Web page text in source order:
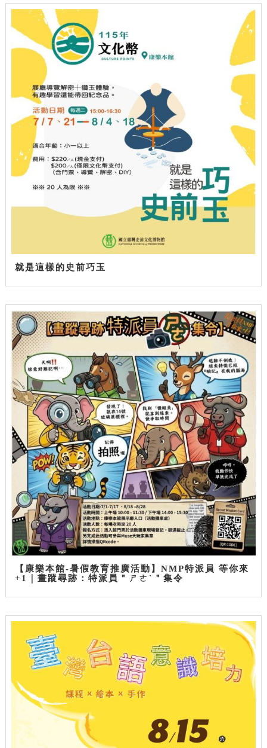
就是這樣的史前巧玉
【康樂本館-暑假教育推廣活動】NMP特派員 等你來
+1｜畫蹤尋跡：特派員＂ㄕㄜˋ＂集令